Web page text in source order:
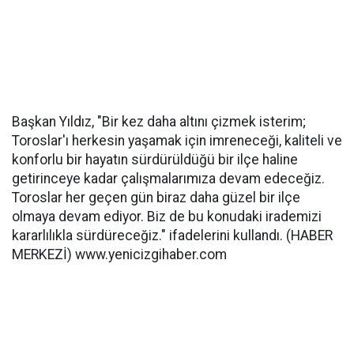
Başkan Yıldız, "Bir kez daha altını çizmek isterim;
Toroslar'ı herkesin yaşamak için imreneceği, kaliteli ve
konforlu bir hayatın sürdürüldüğü bir ilçe haline
getirinceye kadar çalışmalarımıza devam edeceğiz.
Toroslar her geçen gün biraz daha güzel bir ilçe
olmaya devam ediyor. Biz de bu konudaki irademizi
kararlılıkla sürdüreceğiz." ifadelerini kullandı. (HABER
MERKEZİ) www.yenicizgihaber.com